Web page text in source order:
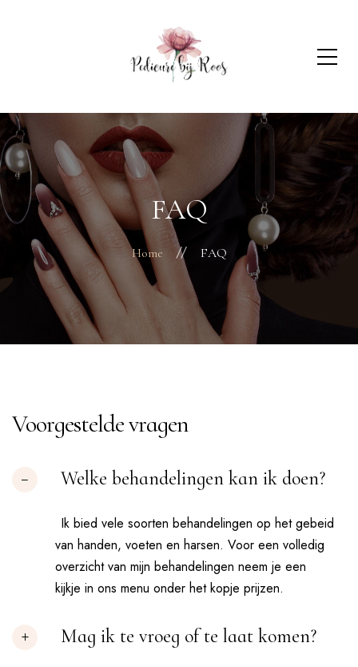
FAQ
Home FAQ
Voorgestelde vragen
Welke behandelingen kan ik doen?
Ik bied vele soorten behandelingen op het gebeid
van handen, voeten en harsen. Voor een volledig
overzicht van mijn behandelingen neem je een
kijkje in ons menu onder het kopje prijzen.
Mag ik te vroeg of te laat komen?